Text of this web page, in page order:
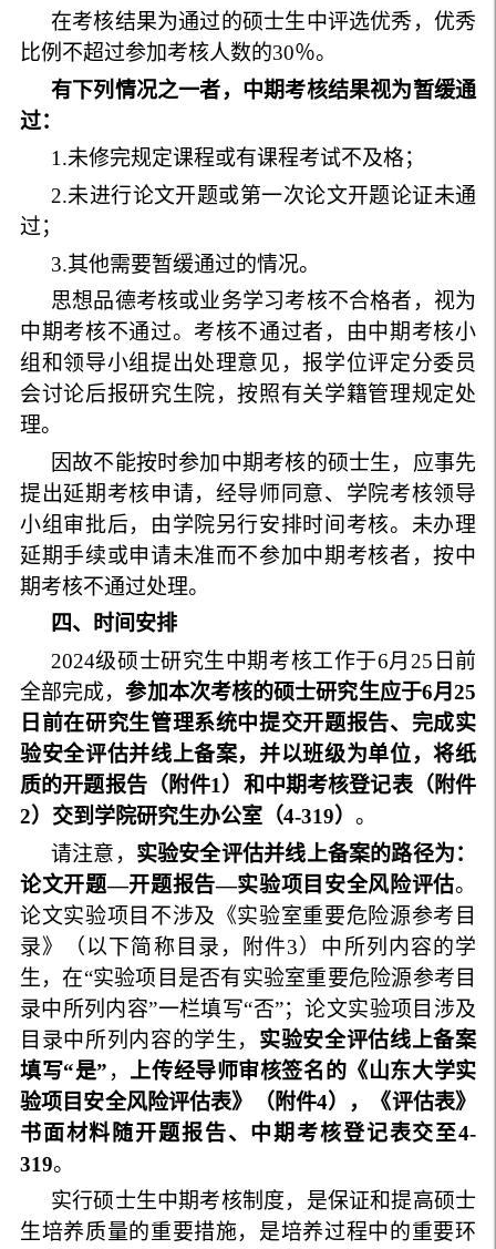
在考核结果为通过的硕士生中评选优秀，优秀
比例不超过参加考核人数的30％。
有下列情况之一者，中期考核结果视为暂缓通
过：
1.未修完规定课程或有课程考试不及格；
2.未进行论文开题或第一次论文开题论证未通
过；
3.其他需要暂缓通过的情况。
思想品德考核或业务学习考核不合格者，视为
中期考核不通过。考核不通过者，由中期考核小
组和领导小组提出处理意见，报学位评定分委员
会讨论后报研究生院，按照有关学籍管理规定处
理。
因故不能按时参加中期考核的硕士生，应事先
提出延期考核申请，经导师同意、学院考核领导
小组审批后，由学院另行安排时间考核。未办理
延期手续或申请未准而不参加中期考核者，按中
期考核不通过处理。
四、时间安排
2024级硕士研究生中期考核工作于6月25日前
全部完成，参加本次考核的硕士研究生应于6月25
日前在研究生管理系统中提交开题报告、完成实
验安全评估并线上备案，并以班级为单位，将纸
质的开题报告（附件1）和中期考核登记表（附件
2）交到学院研究生办公室（4-319） 。
请注意， 实验安全评估并线上备案的路径为：
论文开题—开题报告—实验项目安全风险评估。
论文实验项目不涉及《实验室重要危险源参考目
录》（以下简称目录，附件3）中所列内容的学
生，在“实验项目是否有实验室重要危险源参考目
录中所列内容”一栏填写“否”；论文实验项目涉及
目录中所列内容的学生， 实验安全评估线上备案
填写“是” ， 上传经导师审核签名的《山东大学实
验项目安全风险评估表》（附件4），《评估表》
书面材料随开题报告、中期考核登记表交至4-
319。
实行硕士生中期考核制度，是保证和提高硕士
生培养质量的重要措施，是培养过程中的重要环